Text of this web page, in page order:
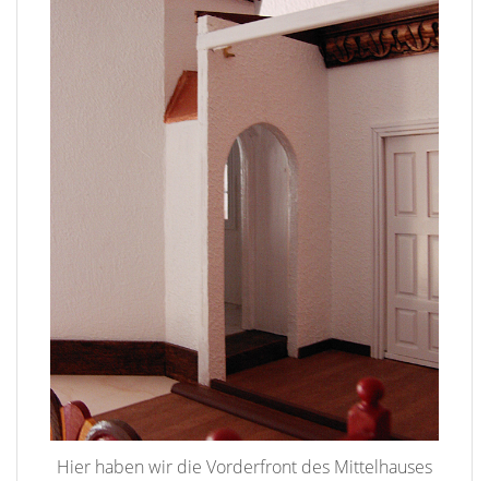
Hier haben wir die Vorderfront des Mittelhauses